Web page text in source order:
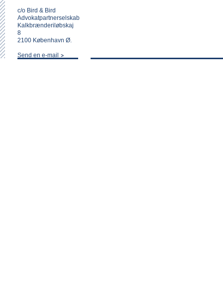
c/o Bird & Bird
Advokatpartnerselskab
Kalkbrænderiløbskaj
8
2100 København Ø.
Send en e-mail